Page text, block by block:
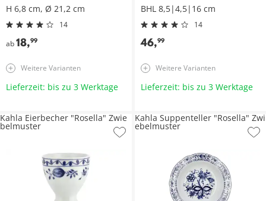
H 6,8 cm, Ø 21,2 cm
14
ab18,99
Weitere Varianten
Lieferzeit: bis zu 3 Werktage
BHL 8,5|4,5|16 cm
14
46,99
Weitere Varianten
Lieferzeit: bis zu 3 Werktage
Kahla Eierbecher "Rosella" Zwie
belmuster
Kahla Suppenteller "Rosella" Zwi
ebelmuster